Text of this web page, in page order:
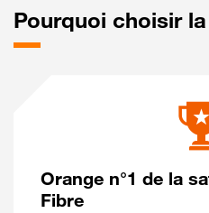
Pourquoi choisir
Orange n°1 de la
Fibre